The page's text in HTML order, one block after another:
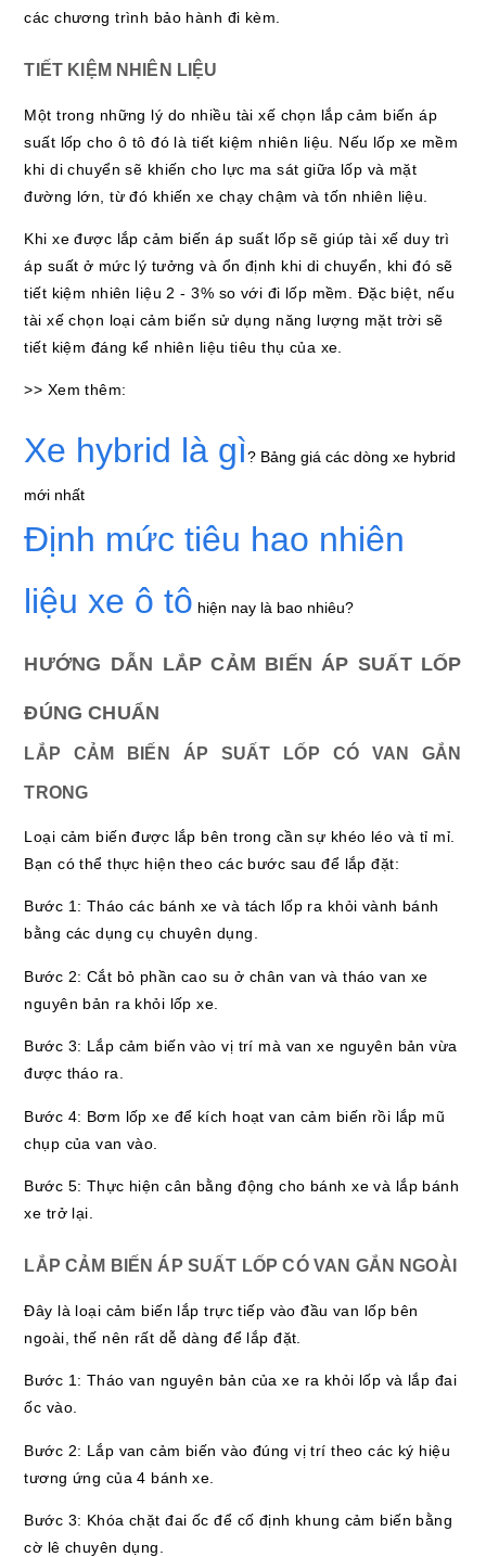
các chương trình bảo hành đi kèm.
TIẾT KIỆM NHIÊN LIỆU
Một trong những lý do nhiều tài xế chọn lắp cảm biến áp
suất lốp cho ô tô đó là tiết kiệm nhiên liệu. Nếu lốp xe mềm
khi di chuyển sẽ khiến cho lực ma sát giữa lốp và mặt
đường lớn, từ đó khiến xe chạy chậm và tốn nhiên liệu.
Khi xe được lắp cảm biến áp suất lốp sẽ giúp tài xế duy trì
áp suất ở mức lý tưởng và ổn định khi di chuyển, khi đó sẽ
tiết kiệm nhiên liệu 2 - 3% so với đi lốp mềm. Đặc biệt, nếu
tài xế chọn loại cảm biến sử dụng năng lượng mặt trời sẽ
tiết kiệm đáng kể nhiên liệu tiêu thụ của xe.
>> Xem thêm:
Xe hybrid là gì? Bảng giá các dòng xe hybrid
mới nhất
Định mức tiêu hao nhiên
liệu xe ô tô hiện nay là bao nhiêu?
HƯỚNG DẪN LẮP CẢM BIẾN ÁP SUẤT LỐP
ĐÚNG CHUẨN
LẮP CẢM BIẾN ÁP SUẤT LỐP CÓ VAN GẮN
TRONG
Loại cảm biến được lắp bên trong cần sự khéo léo và tỉ mỉ.
Bạn có thể thực hiện theo các bước sau để lắp đặt:
Bước 1: Tháo các bánh xe và tách lốp ra khỏi vành bánh
bằng các dụng cụ chuyên dụng.
Bước 2: Cắt bỏ phần cao su ở chân van và tháo van xe
nguyên bản ra khỏi lốp xe.
Bước 3: Lắp cảm biến vào vị trí mà van xe nguyên bản vừa
được tháo ra.
Bước 4: Bơm lốp xe để kích hoạt van cảm biến rồi lắp mũ
chụp của van vào.
Bước 5: Thực hiện cân bằng động cho bánh xe và lắp bánh
xe trở lại.
LẮP CẢM BIẾN ÁP SUẤT LỐP CÓ VAN GẮN NGOÀI
Đây là loại cảm biến lắp trực tiếp vào đầu van lốp bên
ngoài, thế nên rất dễ dàng để lắp đặt.
Bước 1: Tháo van nguyên bản của xe ra khỏi lốp và lắp đai
ốc vào.
Bước 2: Lắp van cảm biến vào đúng vị trí theo các ký hiệu
tương ứng của 4 bánh xe.
Bước 3: Khóa chặt đai ốc để cố định khung cảm biến bằng
cờ lê chuyên dụng.